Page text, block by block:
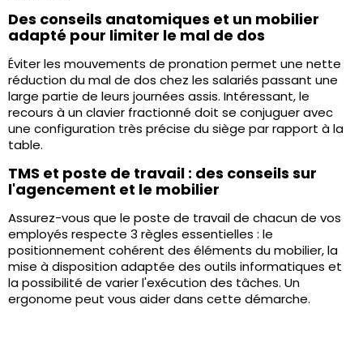
Des conseils anatomiques et un mobilier
adapté pour limiter le mal de dos
Éviter les mouvements de pronation permet une nette
réduction du mal de dos chez les salariés passant une
large partie de leurs journées assis. Intéressant, le
recours à un clavier fractionné doit se conjuguer avec
une configuration très précise du siège par rapport à la
table.
TMS et poste de travail : des conseils sur
l'agencement et le mobilier
Assurez-vous que le poste de travail de chacun de vos
employés respecte 3 règles essentielles : le
positionnement cohérent des éléments du mobilier, la
mise à disposition adaptée des outils informatiques et
la possibilité de varier l'exécution des tâches. Un
ergonome peut vous aider dans cette démarche.